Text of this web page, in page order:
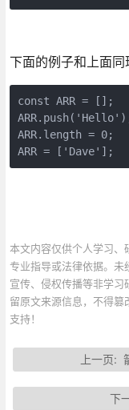
下面的例子和上面同
const ARR = [];
ARR.length = 0;
ARR = ['Dave'];
本文内容仅供个人学习、
专业指导或法律依据。未
宣传、侵权传播等非学
留原文来源信息，不得
支持！
上一页:
下